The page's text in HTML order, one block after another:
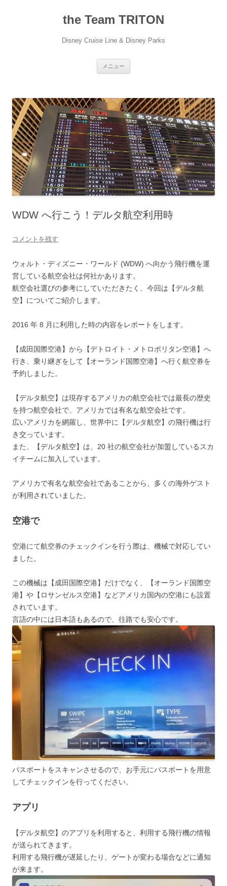
the Team TRITON
Disney Cruise Line & Disney Parks
メニュー
WDW へ行こう！デルタ航空利用時
コメントを残す
ウォルト・ディズニー・ワールド (WDW) へ向かう飛行機を運
営している航空会社は何社かあります。
航空会社選びの参考にしていただきたく、今回は【デルタ航
空】についてご紹介します。
2016 年 8 月に利用した時の内容をレポートをします。
【成田国際空港】から【デトロイト・メトロポリタン空港】へ
行き、乗り継ぎをして【オーランド国際空港】へ行く航空券を
予約しました。
【デルタ航空】は現存するアメリカの航空会社では最長の歴史
を持つ航空会社で、アメリカでは有名な航空会社です。
広いアメリカを網羅し、世界中に【デルタ航空】の飛行機は行
き交っています。
また、【デルタ航空】は、20 社の航空会社が加盟しているスカ
イチームに加入しています。
アメリカで有名な航空会社であることから、多くの海外ゲスト
が利用されていました。
空港で
空港にて航空券のチェックインを行う際は、機械で対応してい
ました。
この機械は【成田国際空港】だけでなく、【オーランド国際空
港】や【ロサンゼルス空港】などアメリカ国内の空港にも設置
されています。
言語の中には日本語もあるので、往路でも安心です。
パスポートをスキャンさせるので、お手元にパスポートを用意
してチェックインを行ってください。
アプリ
【デルタ航空】のアプリを利用すると、利用する飛行機の情報
が送られてきます。
利用する飛行機が遅延したり、ゲートが変わる場合などに通知
が来ます。